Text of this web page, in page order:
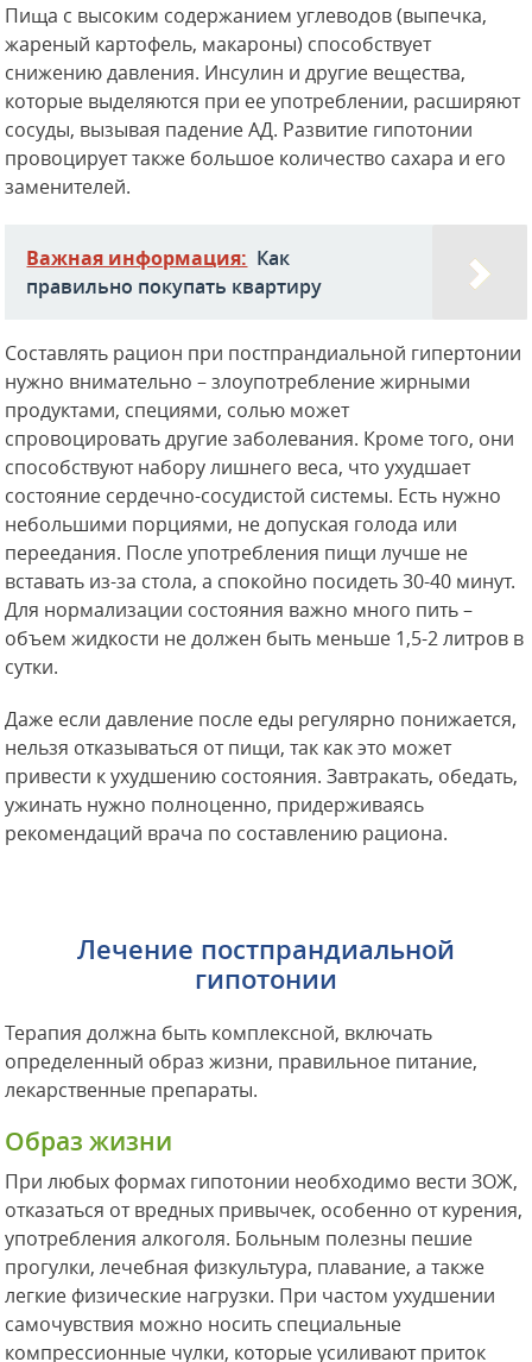
Пища с высоким содержанием углеводов (выпечка,
жареный картофель, макароны) способствует
снижению давления. Инсулин и другие вещества,
которые выделяются при ее употреблении, расширяют
сосуды, вызывая падение АД. Развитие гипотонии
провоцирует также большое количество сахара и его
заменителей.
Важная информация: Как
правильно покупать квартиру
Составлять рацион при постпрандиальной гипертонии
нужно внимательно – злоупотребление жирными
продуктами, специями, солью может
спровоцировать другие заболевания. Кроме того, они
способствуют набору лишнего веса, что ухудшает
состояние сердечно-сосудистой системы. Есть нужно
небольшими порциями, не допуская голода или
переедания. После употребления пищи лучше не
вставать из-за стола, а спокойно посидеть 30-40 минут.
Для нормализации состояния важно много пить –
объем жидкости не должен быть меньше 1,5-2 литров в
сутки.
Даже если давление после еды регулярно понижается,
нельзя отказываться от пищи, так как это может
привести к ухудшению состояния. Завтракать, обедать,
ужинать нужно полноценно, придерживаясь
рекомендаций врача по составлению рациона.
Лечение постпрандиальной
гипотонии
Терапия должна быть комплексной, включать
определенный образ жизни, правильное питание,
лекарственные препараты.
Образ жизни
При любых формах гипотонии необходимо вести ЗОЖ,
отказаться от вредных привычек, особенно от курения,
употребления алкоголя. Больным полезны пешие
прогулки, лечебная физкультура, плавание, а также
легкие физические нагрузки. При частом ухудшении
самочувствия можно носить специальные
компрессионные чулки, которые усиливают приток